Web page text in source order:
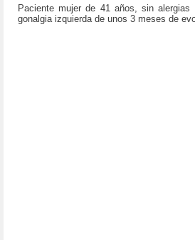
Paciente mujer de 41 años, sin
gonalgia izquierda de unos 3 meses de